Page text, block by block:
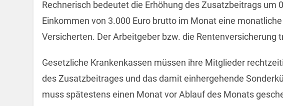
Rechnerisch bedeutet die Erhöhung des Zusatzbeitrags um
Einkommen von 3.000 Euro brutto im Monat eine
Versicherten. Der Arbeitgeber bzw. die Rentenversicherung
Gesetzliche Krankenkassen müssen ihre Mitglieder
des Zusatzbeitrages und das damit einhergehende
muss spätestens einen Monat vor Ablauf des Monats